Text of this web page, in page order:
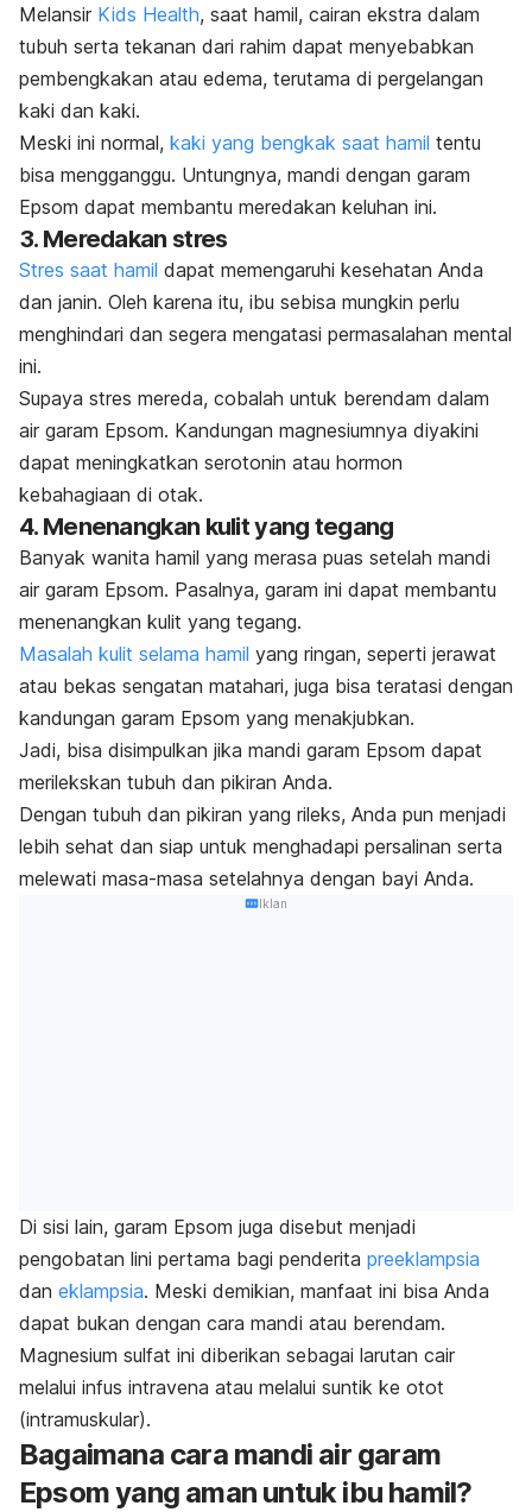
Melansir Kids Health, saat hamil, cairan ekstra dalam
tubuh serta tekanan dari rahim dapat menyebabkan
pembengkakan atau edema, terutama di pergelangan
kaki dan kaki.
Meski ini normal, kaki yang bengkak saat hamil tentu
bisa mengganggu. Untungnya, mandi dengan garam
Epsom dapat membantu meredakan keluhan ini.
3. Meredakan stres
Stres saat hamil dapat memengaruhi kesehatan Anda
dan janin. Oleh karena itu, ibu sebisa mungkin perlu
menghindari dan segera mengatasi permasalahan mental
ini.
Supaya stres mereda, cobalah untuk berendam dalam
air garam Epsom. Kandungan magnesiumnya diyakini
dapat meningkatkan serotonin atau hormon
kebahagiaan di otak.
4. Menenangkan kulit yang tegang
Banyak wanita hamil yang merasa puas setelah mandi
air garam Epsom. Pasalnya, garam ini dapat membantu
menenangkan kulit yang tegang.
Masalah kulit selama hamil yang ringan, seperti jerawat
atau bekas sengatan matahari, juga bisa teratasi dengan
kandungan garam Epsom yang menakjubkan.
Jadi, bisa disimpulkan jika mandi garam Epsom dapat
merilekskan tubuh dan pikiran Anda.
Dengan tubuh dan pikiran yang rileks, Anda pun menjadi
lebih sehat dan siap untuk menghadapi persalinan serta
melewati masa-masa setelahnya dengan bayi Anda.
Iklan
Di sisi lain, garam Epsom juga disebut menjadi
pengobatan lini pertama bagi penderita preeklampsia
dan eklampsia. Meski demikian, manfaat ini bisa Anda
dapat bukan dengan cara mandi atau berendam.
Magnesium sulfat ini diberikan sebagai larutan cair
melalui infus intravena atau melalui suntik ke otot
(intramuskular).
Bagaimana cara mandi air garam
Epsom yang aman untuk ibu hamil?